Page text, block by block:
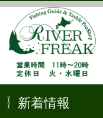
新着情報